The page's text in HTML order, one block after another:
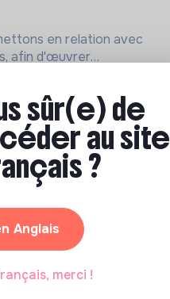
en relation avec
afin d'œuvrer
l’autonomie des
via l’hébergement,
sûr(e) de
au site
?
Anglais
merci !